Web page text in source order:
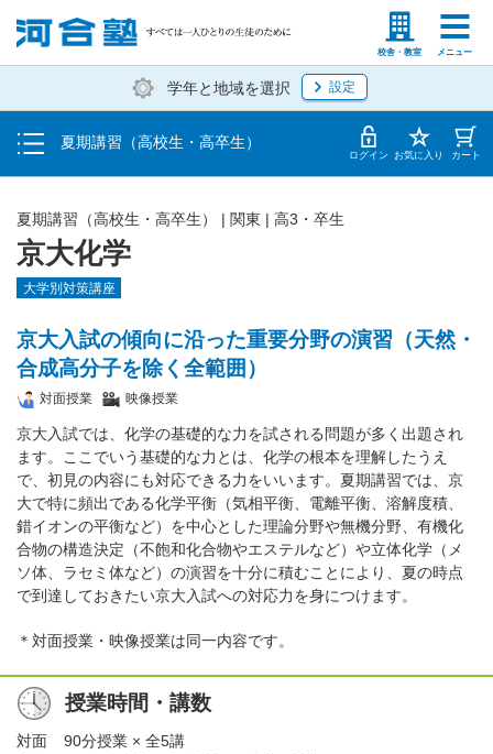
校舎・教室 メニュー
塾生の方 高等学校の先生
学年と地域を選択 設定
夏期講習（高校生・高卒生）
受講料・お申し込み方法
受講開始までの流れ
校舎・教室一覧 ログイン お気に入り カート
京大化学
夏期講習（高校生・高卒生） | 関東 | 高3・卒生
大学別対策講座
京大入試の傾向に沿った重要分野の演習（天然・
合成高分子を除く全範囲）
対面授業 映像授業
京大入試では、化学の基礎的な力を試される問題が多く出題され
ます。ここでいう基礎的な力とは、化学の根本を理解したうえ
で、初見の内容にも対応できる力をいいます。夏期講習では、京
大で特に頻出である化学平衡（気相平衡、電離平衡、溶解度積、
錯イオンの平衡など）を中心とした理論分野や無機分野、有機化
合物の構造決定（不飽和化合物やエステルなど）や立体化学（メ
ソ体、ラセミ体など）の演習を十分に積むことにより、夏の時点
で到達しておきたい京大入試への対応力を身につけます。
＊対面授業・映像授業は同一内容です。
授業時間・講数
対面
90分授業 × 全5講